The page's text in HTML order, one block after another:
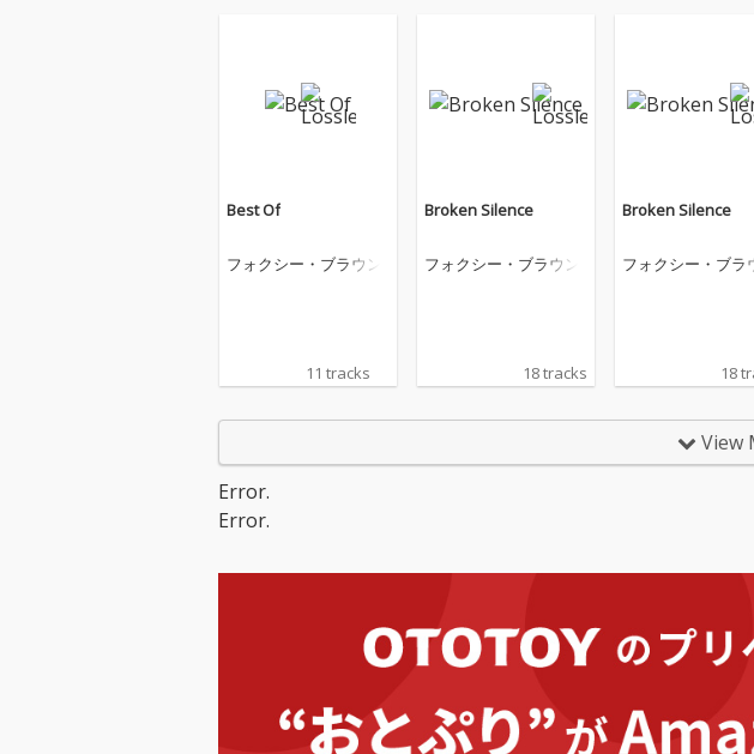
Best Of
フォクシー・ブラウン
11 tracks
Broken Silence
フォクシー・ブラウン
18 tracks
Broken Silence
フォクシー・ブラ
18
View
Error.
Error.